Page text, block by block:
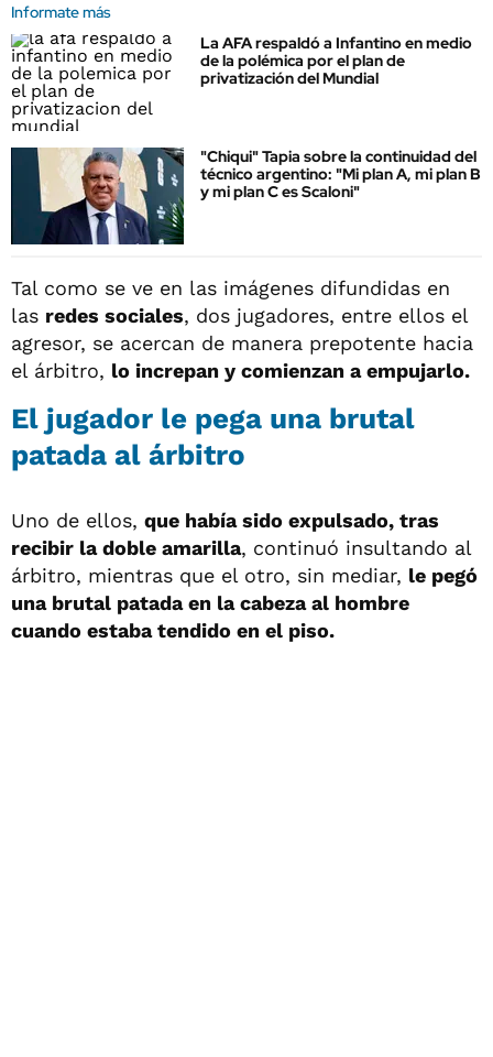
Informate más
La AFA respaldó a Infantino en medio
de la polémica por el plan de
privatización del Mundial
"Chiqui" Tapia sobre la continuidad del
técnico argentino: "Mi plan A, mi plan B
y mi plan C es Scaloni"
Tal como se ve en las imágenes difundidas en
las redes sociales, dos jugadores, entre ellos el
agresor, se acercan de manera prepotente hacia
el árbitro, lo increpan y comienzan a empujarlo.
El jugador le pega una brutal
patada al árbitro
Uno de ellos, que había sido expulsado, tras
recibir la doble amarilla, continuó insultando al
árbitro, mientras que el otro, sin mediar, le pegó
una brutal patada en la cabeza al hombre
cuando estaba tendido en el piso.